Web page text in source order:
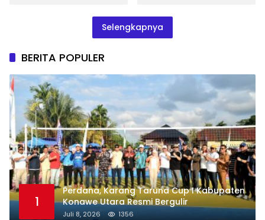
Membangun Daerah
Gerindra, Samir Berikan
Apresiasi
Selengkapnya
BERITA POPULER
1
Perdana, Karang Taruna Cup I Kabupaten
Konawe Utara Resmi Bergulir
Juli 8, 2026 1356